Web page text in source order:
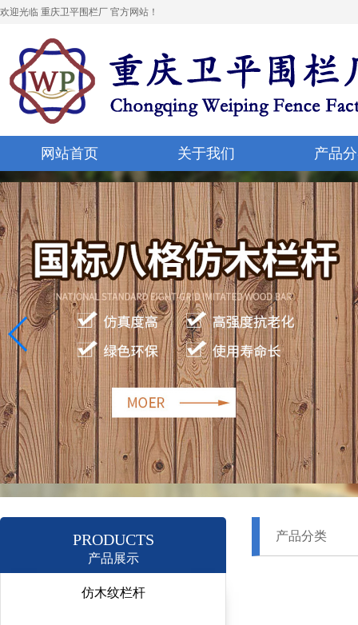
欢迎光临 重庆卫平围栏厂 官方网站！
网站首页 关于我们 产品
PRODUCTS
产品展示
仿木纹栏杆
产品分类